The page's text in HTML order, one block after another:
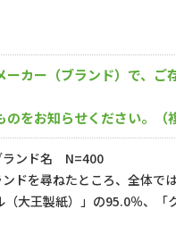
カー（ブランド）で、ご
をお知らせください。（
ランド名 N=400
ドを尋ねたところ、全体で
大王製紙）」の95.0％、「